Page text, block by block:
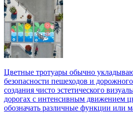
Цветные тротуары обычно
безопасности пешеходов и
создания чисто эстетического
дорогах с интенсивным движением
обозначать различные функции или